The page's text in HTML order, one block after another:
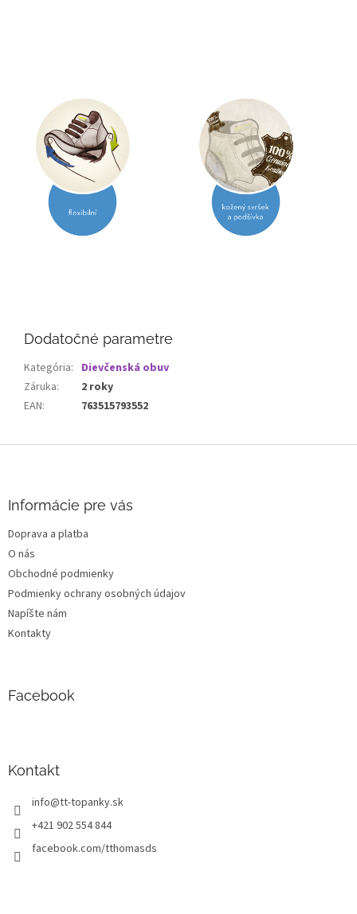
Dodatočné parametre
Kategória: Dievčenská obuv
Záruka:
2 roky
EAN: 763515793552
e
Informácie pre vás
Doprava a platba
O nás
Obchodné podmienky
Podmienky ochrany osobných údajov
Napíšte nám
Kontakty
Facebook
Kontakt
info@tt-topanky.sk
+421 902 554 844
facebook.com/tthomasds